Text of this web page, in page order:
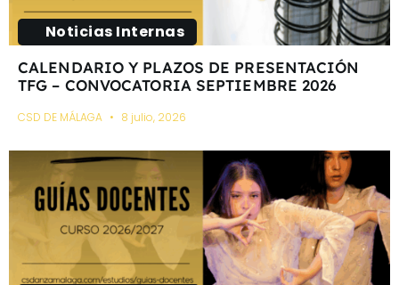
Noticias Internas
CALENDARIO Y PLAZOS DE PRESENTACIÓN
TFG – CONVOCATORIA SEPTIEMBRE 2026
CSD DE MÁLAGA 8 julio, 2026